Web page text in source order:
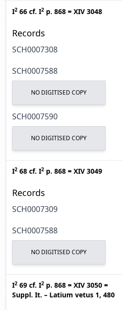
I2 66 cf. I2 p. 868 = XIV 3048
Records
SCH0007308
SCH0007588
NO DIGITISED COPY
SCH0007590
NO DIGITISED COPY
I2 68 cf. I2 p. 868 = XIV 3049
Records
SCH0007309
SCH0007588
NO DIGITISED COPY
I2 69 cf. I2 p. 868 = XIV 3050 =
Suppl. It. – Latium vetus 1, 480